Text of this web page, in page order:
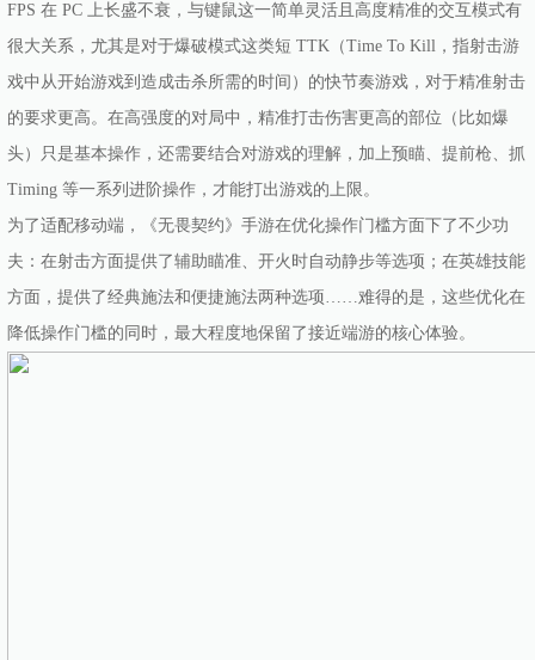
FPS 在 PC 上长盛不衰，与键鼠这一简单灵活且高度精准的交互模式有
很大关系，尤其是对于爆破模式这类短 TTK（Time To Kill，指射击游
戏中从开始游戏到造成击杀所需的时间）的快节奏游戏，对于精准射击
的要求更高。在高强度的对局中，精准打击伤害更高的部位（比如爆
头）只是基本操作，还需要结合对游戏的理解，加上预瞄、提前枪、抓
Timing 等一系列进阶操作，才能打出游戏的上限。
为了适配移动端，《无畏契约》手游在优化操作门槛方面下了不少功
夫：在射击方面提供了辅助瞄准、开火时自动静步等选项；在英雄技能
方面，提供了经典施法和便捷施法两种选项……难得的是，这些优化在
降低操作门槛的同时，最大程度地保留了接近端游的核心体验。